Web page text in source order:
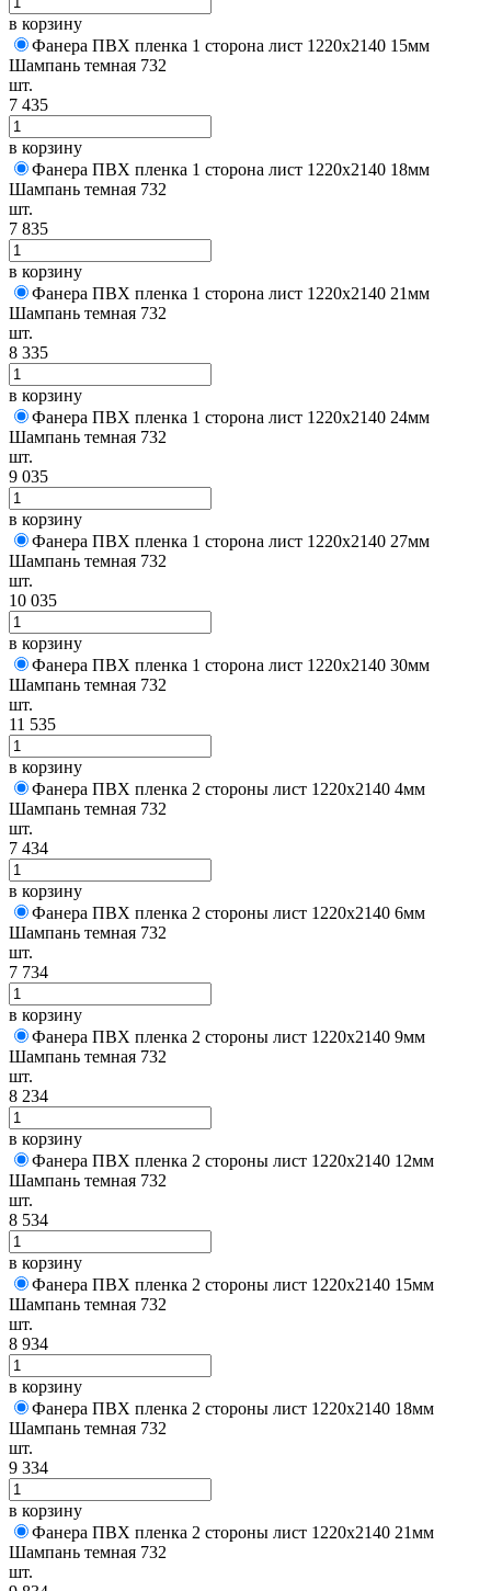
в корзину
Фанера ПВХ пленка 1 сторона лист 1220х2140 15мм
Шампань темная 732
шт.
7 435
в корзину
Фанера ПВХ пленка 1 сторона лист 1220х2140 18мм
Шампань темная 732
шт.
7 835
в корзину
Фанера ПВХ пленка 1 сторона лист 1220х2140 21мм
Шампань темная 732
шт.
8 335
в корзину
Фанера ПВХ пленка 1 сторона лист 1220х2140 24мм
Шампань темная 732
шт.
9 035
в корзину
Фанера ПВХ пленка 1 сторона лист 1220х2140 27мм
Шампань темная 732
шт.
10 035
в корзину
Фанера ПВХ пленка 1 сторона лист 1220х2140 30мм
Шампань темная 732
шт.
11 535
в корзину
Фанера ПВХ пленка 2 стороны лист 1220х2140 4мм
Шампань темная 732
шт.
7 434
в корзину
Фанера ПВХ пленка 2 стороны лист 1220х2140 6мм
Шампань темная 732
шт.
7 734
в корзину
Фанера ПВХ пленка 2 стороны лист 1220х2140 9мм
Шампань темная 732
шт.
8 234
в корзину
Фанера ПВХ пленка 2 стороны лист 1220х2140 12мм
Шампань темная 732
шт.
8 534
в корзину
Фанера ПВХ пленка 2 стороны лист 1220х2140 15мм
Шампань темная 732
шт.
8 934
в корзину
Фанера ПВХ пленка 2 стороны лист 1220х2140 18мм
Шампань темная 732
шт.
9 334
в корзину
Фанера ПВХ пленка 2 стороны лист 1220х2140 21мм
Шампань темная 732
шт.